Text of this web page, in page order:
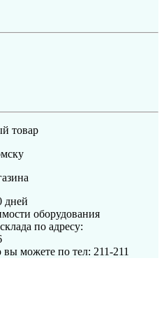
товар
дней
оборудования
по адресу:
можете по тел: 211-211